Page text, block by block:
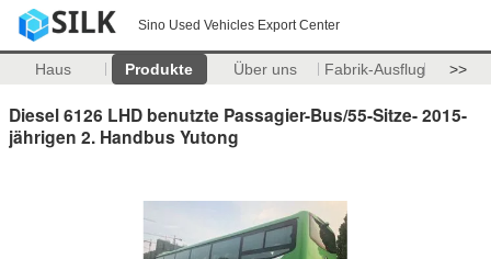
Sino Used Vehicles Export Center
Haus Produkte Über uns Fabrik-Ausflug >>
Diesel 6126 LHD benutzte Passagier-Bus/55-Sitze- 2015-
jährigen 2. Handbus Yutong